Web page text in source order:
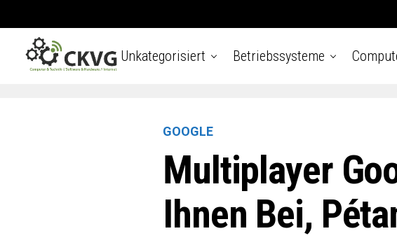
Unkategorisiert Betriebssysteme
GOOGLE
Multiplayer
Ihnen Bei,